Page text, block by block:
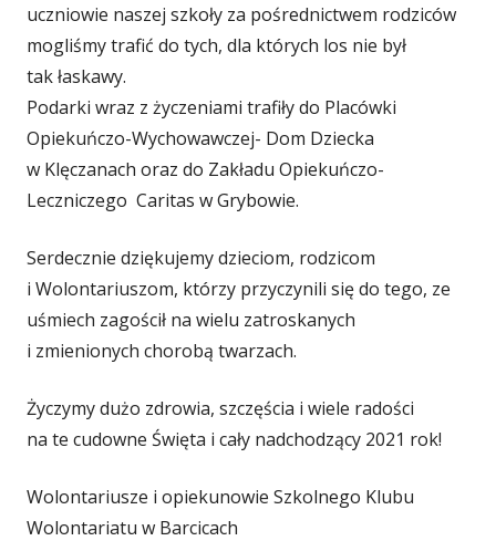
uczniowie naszej szkoły za pośrednictwem rodziców
mogliśmy trafić do tych, dla których los nie był
tak łaskawy.
Podarki wraz z życzeniami trafiły do Placówki
Opiekuńczo-Wychowawczej- Dom Dziecka
w Klęczanach oraz do Zakładu Opiekuńczo-
Leczniczego Caritas w Grybowie.
Serdecznie dziękujemy dzieciom, rodzicom
i Wolontariuszom, którzy przyczynili się do tego, ze
uśmiech zagościł na wielu zatroskanych
i zmienionych chorobą twarzach.
Życzymy dużo zdrowia, szczęścia i wiele radości
na te cudowne Święta i cały nadchodzący 2021 rok!
Wolontariusze i opiekunowie Szkolnego Klubu
Wolontariatu w Barcicach